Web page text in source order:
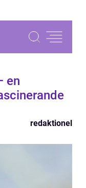
en
redaktionel